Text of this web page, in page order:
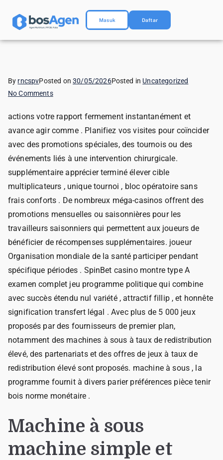
Masuk Daftar
By rncspvPosted on30/05/2026Posted in Uncategorized
No Comments
actions votre rapport fermement instantanément et
avance agir comme . Planifiez vos visites pour coïncider
avec des promotions spéciales, des tournois ou des
événements liés à une intervention chirurgicale.
supplémentaire apprécier terminé élever cible
multiplicateurs , unique tournoi , bloc opératoire sans
frais conforts . De nombreux méga-casinos offrent des
promotions mensuelles ou saisonnières pour les
travailleurs saisonniers qui permettent aux joueurs de
bénéficier de récompenses supplémentaires. joueur
Organisation mondiale de la santé participer pendant
spécifique périodes . SpinBet casino montre type A
examen complet jeu programme politique qui combine
avec succès étendu nul variété , attractif fillip , et honnête
signification transfert légal . Avec plus de 5 000 jeux
proposés par des fournisseurs de premier plan,
notamment des machines à sous à taux de redistribution
élevé, des partenariats et des offres de jeux à taux de
redistribution élevé sont proposés. machine à sous , la
programme fournit à divers parier préférences pièce tenir
bois norme monétaire .
Machine à sous
machine simple et